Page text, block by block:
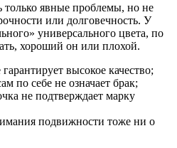
только явные проблемы, но не
или долговечность. У
универсального цвета, по
хороший он или плохой.
высокое качество;
по себе не означает брак;
не подтверждает марку
подвижности тоже ни о